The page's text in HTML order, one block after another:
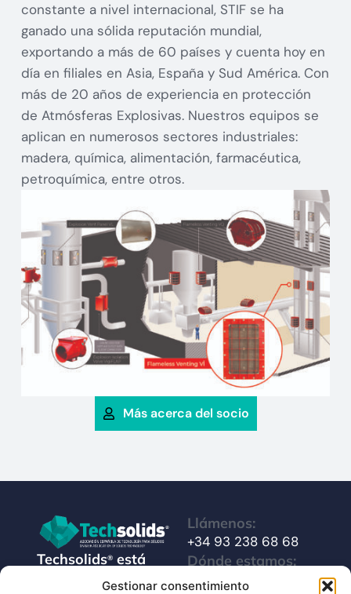
Gestionar consentimiento
constante a nivel internacional, STIF se ha
ganado una sólida reputación mundial,
exportando a más de 60 países y cuenta hoy en
día en filiales en Asia, España y Sud América. Con
más de 20 años de experiencia en protección
de Atmósferas Explosivas. Nuestros equipos se
aplican en numerosos sectores industriales:
madera, química, alimentación, farmacéutica,
petroquímica, entre otros.
Más acerca del socio
Techsolids®está
formado por las
Llámenos:
+34 93 238 68 68
Dónde estamos:
C/ Francisco Giner,